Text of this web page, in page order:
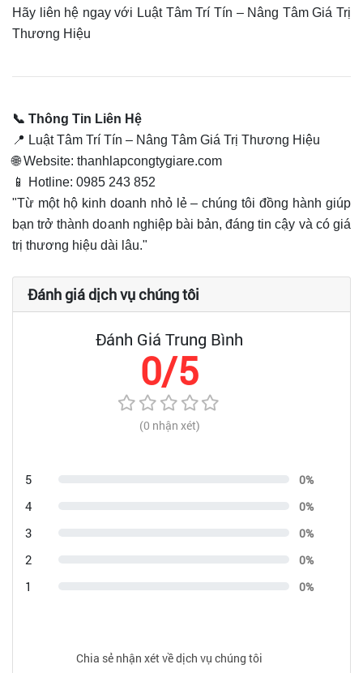
Hãy liên hệ ngay với Luật Tâm Trí Tín – Nâng Tâm Giá Trị
Thương Hiệu
📞 Thông Tin Liên Hệ
📍 Luật Tâm Trí Tín – Nâng Tâm Giá Trị Thương Hiệu
🌐 Website: thanhlapcongtygiare.com
📱 Hotline: 0985 243 852
"Từ một hộ kinh doanh nhỏ lẻ – chúng tôi đồng hành giúp
bạn trở thành doanh nghiệp bài bản, đáng tin cậy và có giá
trị thương hiệu dài lâu."
Đánh giá dịch vụ chúng tôi
Đánh Giá Trung Bình
0/5
(0 nhận xét)
5 0%
4 0%
3 0%
2 0%
1 0%
Chia sẻ nhận xét về dịch vụ chúng tôi